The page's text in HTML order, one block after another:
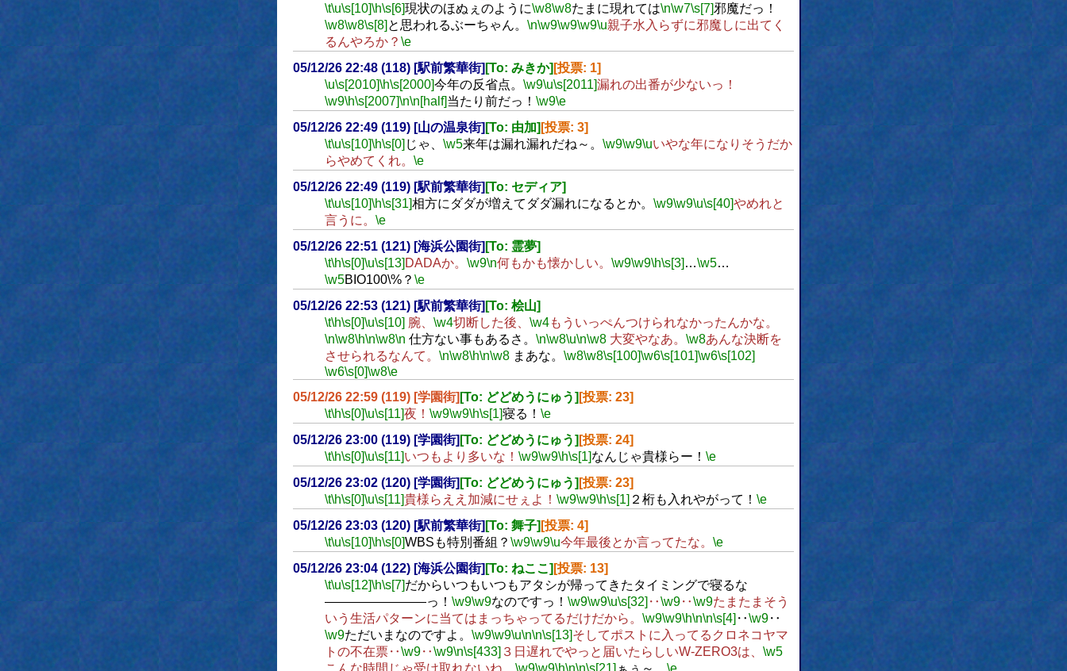
\t\u\s[10]\h\s[6]現状のほぬぇのように\w8\w8たまに現れては\n\w7\s[7]邪魔だっ！
\w8\w8\s[8] と思われるぶーちゃん。 \n\w9\w9\w9\u親子水入らずに邪魔しに出てく
るんやろか？ \e
05/12/26 22:48 (118) [駅前繁華街] [To: みきか] [投票: 1]
\u\s[2010]\h\s[2000]今年の反省点。 \w9\u\s[2011]漏れの出番が少ないっ！
\w9\h\s[2007]\n\n[half]当たり前だっ！ \w9\e
05/12/26 22:49 (119) [山の温泉街] [To: 由加] [投票: 3]
\t\u\s[10]\h\s[0] じゃ、 \w5来年は漏れ漏れだね～。 \w9\w9\uいやな年になりそうだか
らやめてくれ。 \e
05/12/26 22:49 (119) [駅前繁華街] [To: セディア]
\t\u\s[10]\h\s[31]相方にダダが増えてダダ漏れになるとか。 \w9\w9\u\s[40]やめれと
言うに。 \e
05/12/26 22:51 (121) [海浜公園街] [To: 霊夢]
\t\h\s[0]\u\s[13] DADAか。 \w9\n何もかも懐かしい。 \w9\w9\h\s[3] …\w5…
\w5BIO100\%？ \e
05/12/26 22:53 (121) [駅前繁華街] [To: 桧山]
\t\h\s[0] \u\s[10] 腕、 \w4切断した後、 \w4もういっぺんつけられなかったんかな。
\n\w8\h\n\w8\n 仕方ない事もあるさ。 \n\w8\u\n\w8大変やなあ。 \w8あんな決断を
させられるなんて。 \n\w8\h\n\w8まあな。 \w8\w8\s[100] \w6\s[101] \w6\s[102]
\w6\s[0] \w8\e
05/12/26 22:59 (119) [学園街] [To: どどめうにゅう] [投票: 23]
\t\h\s[0]\u\s[11]夜！ \w9\w9\h\s[1]寝る！ \e
05/12/26 23:00 (119) [学園街] [To: どどめうにゅう] [投票: 24]
\t\h\s[0]\u\s[11]いつもより多いな！ \w9\w9\h\s[1]なんじゃ貴様らー！ \e
05/12/26 23:02 (120) [学園街] [To: どどめうにゅう] [投票: 23]
\t\h\s[0]\u\s[11]貴様らええ加減にせぇよ！ \w9\w9\h\s[1] ２桁も入れやがって！ \e
05/12/26 23:03 (120) [駅前繁華街] [To: 舞子] [投票: 4]
\t\u\s[10]\h\s[0]WBSも特別番組？ \w9\w9\u今年最後とか言ってたな。 \e
05/12/26 23:04 (122) [海浜公園街] [To: ねここ] [投票: 13]
\t\u\s[12]\h\s[7]だからいつもいつもアタシが帰ってきたタイミングで寝るな
――――――――っ！ \w9\w9なのですっ！ \w9\w9\u\s[32] ‥\w9‥\w9たまたまそう
いう生活パターンに当てはまっちゃってるだけだから。 \w9\w9\h\n\n\s[4] ‥\w9‥
\w9ただいまなのですよ。 \w9\w9\u\n\n\s[13]そしてポストに入ってるクロネコヤマ
トの不在票‥\w9‥\w9\n\s[433] ３日遅れでやっと届いたらしいW-ZERO3は、 \w5